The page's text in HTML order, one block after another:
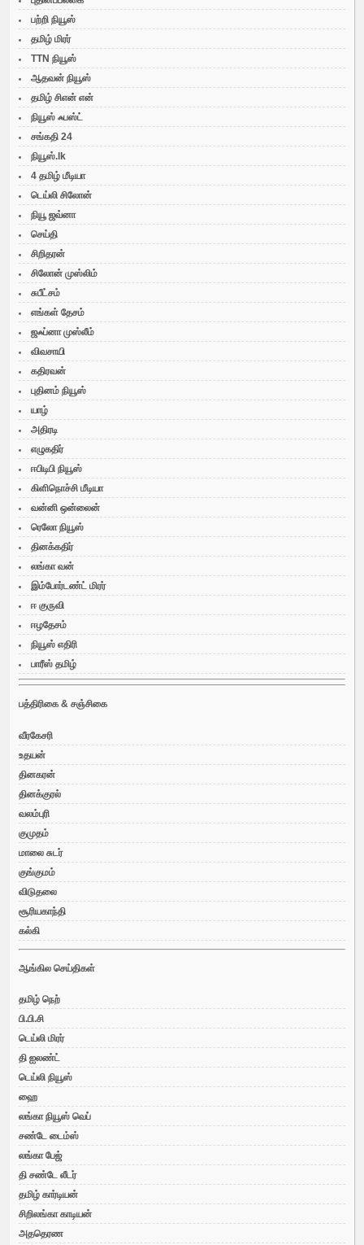
பற்றி நியூஸ்
தமிழ் மிரர்
TTN நியூஸ்
ஆதவன் நியூஸ்
தமிழ் சிஎன் என்
நியூஸ் ஃபஸ்ட்
சங்கதி 24
நியூஸ்.lk
4 தமிழ் மீடியா
டெய்லி சிலோன்
நியூ ஜவ்னா
செய்தி
சிறிதரன்
சிலோன் முஸ்லிம்
சுபீட்சம்
எங்கள் தேசம்
ஜஃப்னா முஸ்லீம்
விவசாயி
கதிரவன்
புதினம் நியூஸ்
யாழ்
அதிரடி
எழுகதிர்
ஈபிடிபி நியூஸ்
கிளிநொச்சி மீடியா
வன்னி ஒன்லைன்
ரெலோ நியூஸ்
தினக்கதிர்
லங்கா வன்
இம்போர்டண்ட் மிரர்
ஈ குருவி
ஈழதேசம்
நியூஸ் எதிரி
பாரீஸ் தமிழ்
பத்திரிகை & சஞ்சிகை
வீரகேசரி
உதயன்
தினகரன்
தினக்குரல்
வலம்புரி
குமுதம்
மாலை சுடர்
குங்குமம்
விடுதலை
சூரியகாந்தி
கல்கி
ஆங்கில செய்திகள்
தமிழ் நெற்
பி.பி.சி
டெய்லி மிரர்
தி ஐலண்ட்
டெய்லி நியூஸ்
ஹை
லங்கா நியூஸ் வெப்
சண்டே டைம்ஸ்
லங்கா பேஜ்
தி சண்டே லீடர்
தமிழ் கார்டியன்
சிறிலங்கா காடியன்
அததெரண